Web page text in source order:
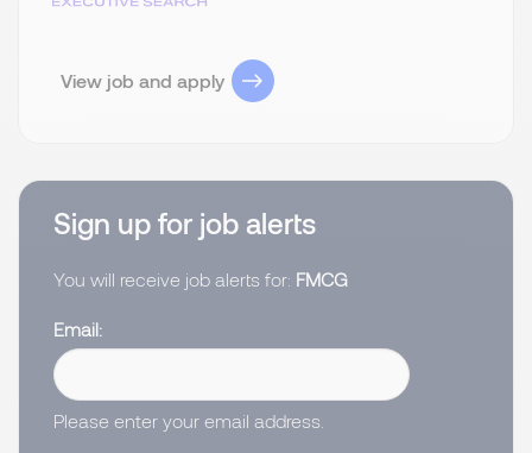
View job and apply
Sign up for job alerts
You will receive job alerts for: FMCG
Email
Please enter your email address.